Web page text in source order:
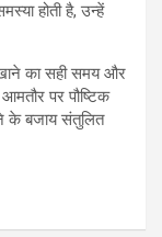
होती है, उन्हें
का सही समय और
पर पौष्टिक
के बजाय संतुलित